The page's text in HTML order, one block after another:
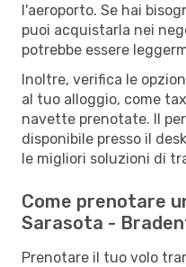
l'aeroporto. Se hai
puoi acquistarla nei
potrebbe essere
Inoltre, verifica le
al tuo alloggio, come
navette prenotate. Il
disponibile presso il
le migliori soluzioni di
Come prenotare
Sarasota -
Prenotare il tuo volo